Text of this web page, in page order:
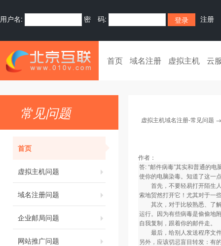
用户名: 密 码: 注册
首页 域名注册 虚拟主机 云
常见问题
首页
虚拟主机问题
域名注册问题
企业邮局问题
网站推广问题
虚拟主机域名注册-常见问题
作者：
答: “邮件病毒”其实和普通的
使你的电脑染毒。知道了这一
首先，不要轻易打开陌生人
索地贸然打开它！尤其对于一
其次，对于比较熟悉、了解
运行。因为有些病毒是偷偷地
自我复制，跟着你的邮件走。
最后，给别人发送程序文件
另外，应该切忌盲目转发：有